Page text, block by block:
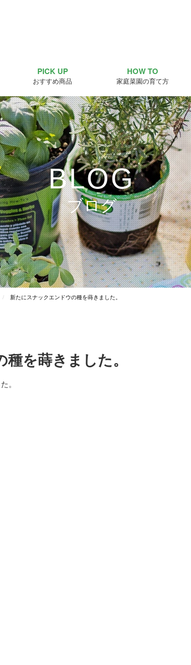
PICK UP
おすすめ商品
HOW TO
家庭菜園の育て方
BLOG
ブログ
新たにスナックエンドウの種を蒔きました。
を蒔きました。
。